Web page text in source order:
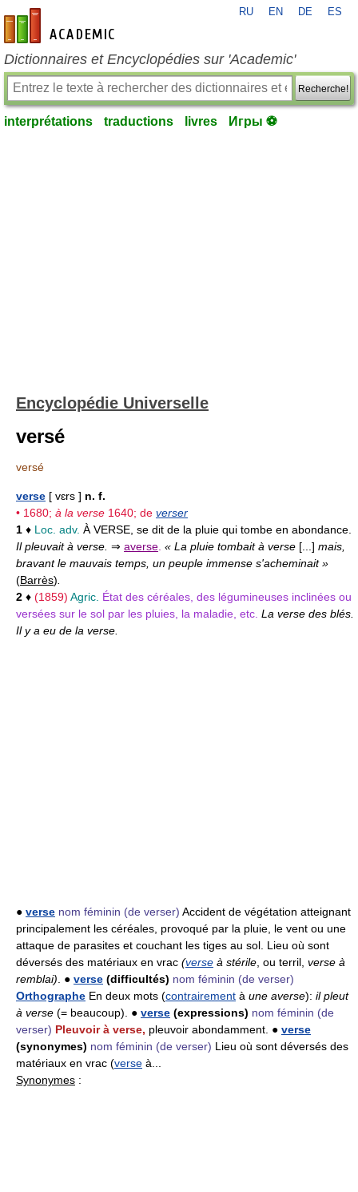
fr-academic.com
RU EN DE ES
Dictionnaires et Encyclopédies sur 'Academic'
Recherche!
interprétations traductions livres Игры ⚽
Encyclopédie Universelle
versé
versé
verse [ vɛrs ] n. f.
• 1680; à la verse 1640; de verser
1 ♦ Loc. adv. À VERSE, se dit de la pluie qui tombe en abondance.
Il pleuvait à verse. ⇒ averse « La pluie tombait à verse [...] mais,
bravant le mauvais temps, un peuple immense s'acheminait »
(Barrès)
2 ♦ (1859) Agric. État des céréales, des légumineuses inclinées ou
versées sur le sol par les pluies, la maladie, etc. La verse des blés.
Il y a eu de la verse.
● verse nom féminin (de verser) Accident de végétation atteignant
principalement les céréales, provoqué par la pluie, le vent ou une
attaque de parasites et couchant les tiges au sol. Lieu où sont
déversés des matériaux en vrac (verse à stérile , ou terril, verse à
remblai) . ● verse (difficultés) nom féminin (de verser)
Orthographe En deux mots (contrairement à une averse): il pleut
à verse (= beaucoup). ● verse (expressions) nom féminin (de
verser) Pleuvoir à verse, pleuvoir abondamment. ● verse
(synonymes) nom féminin (de verser) Lieu où sont déversés des
matériaux en vrac (verse à...
Synonymes :